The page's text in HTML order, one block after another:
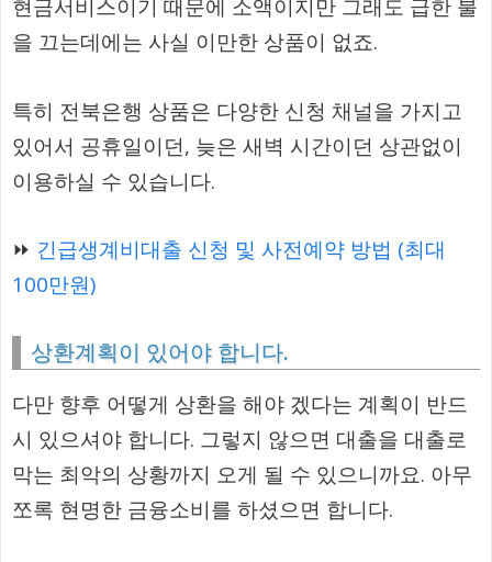
현금서비스이기 때문에 소액이지만 그래도 급한 불
을 끄는데에는 사실 이만한 상품이 없죠.
특히 전북은행 상품은 다양한 신청 채널을 가지고
있어서 공휴일이던, 늦은 새벽 시간이던 상관없이
이용하실 수 있습니다.
⏩ 긴급생계비대출 신청 및 사전예약 방법 (최대
100만원)
상환계획이 있어야 합니다.
다만 향후 어떻게 상환을 해야 겠다는 계획이 반드
시 있으셔야 합니다. 그렇지 않으면 대출을 대출로
막는 최악의 상황까지 오게 될 수 있으니까요. 아무
쪼록 현명한 금융소비를 하셨으면 합니다.